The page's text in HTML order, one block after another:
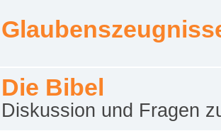
Die Bibel
Diskussion und Fragen